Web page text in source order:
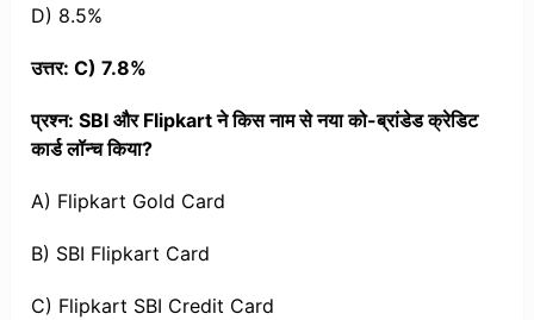
D) 8.5%
उत्तर: C) 7.8%
प्रश्न: SBI और Flipkart ने किस नाम से नया को-ब्रांडेड क्रेडिट
कार्ड लॉन्च किया?
A) Flipkart Gold Card
B) SBI Flipkart Card
C) Flipkart SBI Credit Card